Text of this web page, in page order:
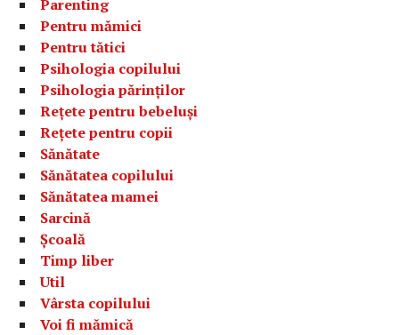
Parenting
Pentru mămici
Pentru tătici
Psihologia copilului
Psihologia părinților
Rețete pentru bebeluși
Rețete pentru copii
Sănătate
Sănătatea copilului
Sănătatea mamei
Sarcină
Școală
Timp liber
Util
Vârsta copilului
Voi fi mămică